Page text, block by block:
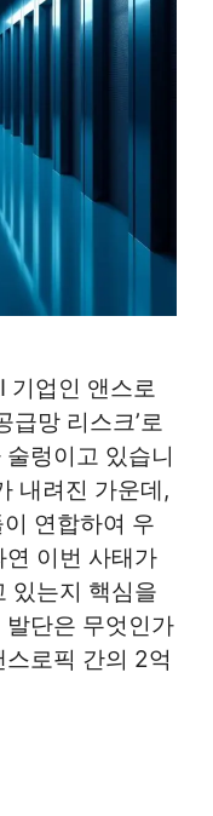
기업인 앤스로
망 리스크’로
렁이고 있습니
내려진 가운데,
연합하여 우
이번 사태가
있는지 핵심을
단은 무엇인가
로픽 간의 2억